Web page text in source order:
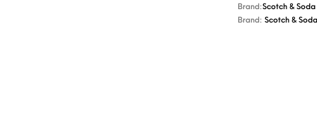
Brand:Scotch & Soda
Brand: Scotch & Soda